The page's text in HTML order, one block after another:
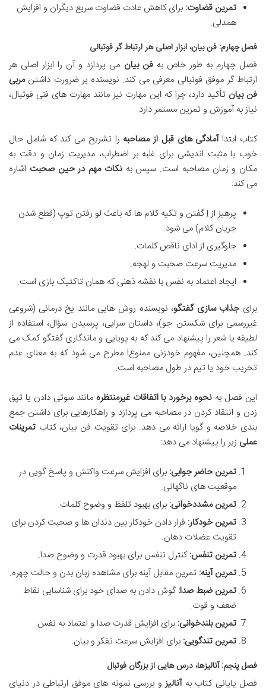
تمرین قضاوت: برای کاهش عادت قضاوت سریع دیگران و افزایش
همدلی.
فصل چهارم: فن بیان، ابزار اصلی هر ارتباط گر فوتبالی
فصل چهارم به طور خاص بهفن بیان می پردازد و آن را ابزار اصلی هر
ارتباط گر موفق فوتبالی معرفی می کند. نویسنده بر ضرورت داشتنمربی
فن بیان تأکید دارد، چرا که این مهارت نیز مانند مهارت های فنی فوتبال،
نیاز به آموزش و تمرین مستمر دارد.
کتاب ابتداآمادگی های قبل از مصاحبه را تشریح می کند که شامل حال
خوب با مثبت اندیشی برای غلبه بر اضطراب، مدیریت زمان و دقت به
مکان و زمان مصاحبه است. سپس بهنکات مهم در حین صحبت اشاره
می کند:
پرهیز از اِ گفتن و تکیه کلام ها که باعث لو رفتن توپ (قطع شدن
جریان کلام) می شود.
جلوگیری از ادای ناقص کلمات.
مدیریت سرعت صحبت و لهجه.
ایجاد اعتماد به نفس با نقشه ذهنی که همان تاکتیک بازی است.
برایجذاب سازی گفتگو، نویسنده روش هایی مانند یخ درمانی (شروعی
غیررسمی برای شکستن جو)، داستان سرایی، پرسیدن سؤال، استفاده از
لطیفه یا شعر را پیشنهاد می کند که به پویایی و ماندگاری گفتگو کمک می
کند. همچنین، مفهوم خودزنی ممنوع! مطرح می شود که به معنای عدم
تخریب خود یا تیم در طول مصاحبه است.
این فصل به نحوه برخورد با اتفاقات غیرمنتظره مانند سوتی دادن یا تپق
زدن و انتقاد کردن در مصاحبه می پردازد و راهکارهایی برای داشتن جمع
بندی خلاصه و گویا ارائه می دهد. برای تقویت فن بیان، کتاب تمرینات
عملی زیر را پیشنهاد می دهد:
تمرین حاضر جوابی: برای افزایش سرعت واکنش و پاسخ گویی در
موقعیت های ناگهانی.
تمرین مشددخوانی: برای بهبود تلفظ و وضوح کلمات.
تمرین خودکار: قرار دادن خودکار بین دندان ها و صحبت کردن برای
تقویت عضلات دهان.
تمرین تنفس:کنترل تنفس برای بهبود قدرت و وضوح صدا.
تمرین آینه: تمرین مقابل آینه برای مشاهده زبان بدن و حالت چهره.
تمرین ضبط صدا:گوش دادن به صدای خود برای شناسایی نقاط
ضعف و قوت.
تمرین بلندخوانی: برای افزایش قدرت صدا و اعتماد به نفس.
تمرین تندگویی: برای افزایش سرعت تفکر و بیان.
فصل پنجم: آنالیزها، درس هایی از بزرگان فوتبال
فصل پایانی کتاب بهآنالیزو بررسی نمونه های موفق ارتباطی در دنیای